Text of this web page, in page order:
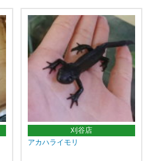
刈谷店
アカハライモリ